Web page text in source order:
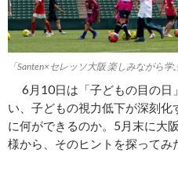
「Santen×セレッソ大阪 楽しみながら
6月10日は「子どもの目の日
い、子どもの視力低下が深刻
に何ができるのか。5月末に大
様から、そのヒントを探ってみ